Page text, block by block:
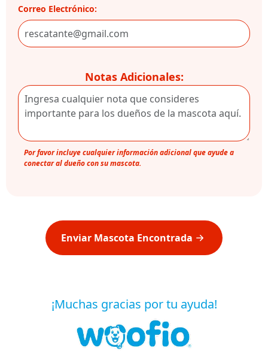
Correo Electrónico:
Notas Adicionales:
Por favor incluye cualquier información adicional que ayude a
conectar al dueño con su mascota.
Enviar Mascota Encontrada
¡Muchas gracias por tu ayuda!